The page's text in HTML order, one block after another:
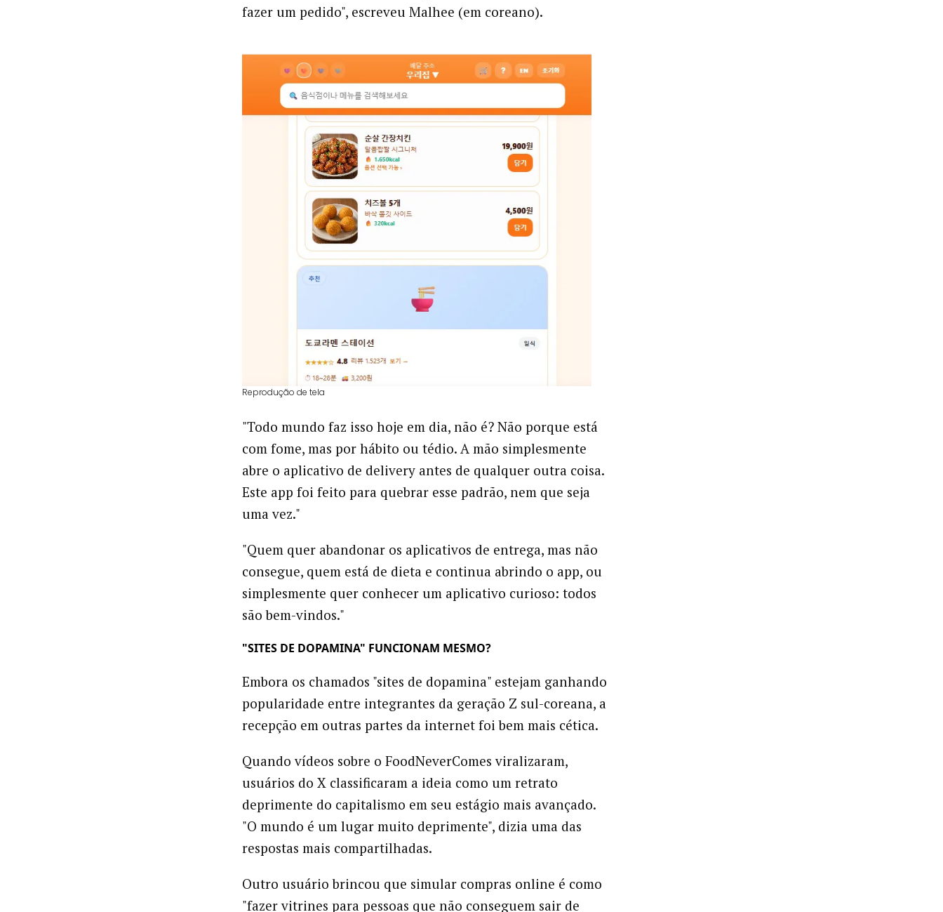
fazer um pedido", escreveu Malhee (em coreano).
Reprodução de tela
"Todo mundo faz isso hoje em dia, não é? Não porque está
com fome, mas por hábito ou tédio. A mão simplesmente
abre o aplicativo de delivery antes de qualquer outra coisa.
Este app foi feito para quebrar esse padrão, nem que seja
uma vez."
"Quem quer abandonar os aplicativos de entrega, mas não
consegue, quem está de dieta e continua abrindo o app, ou
simplesmente quer conhecer um aplicativo curioso: todos
são bem-vindos."
"SITES DE DOPAMINA" FUNCIONAM MESMO?
Embora os chamados "sites de dopamina" estejam ganhando
popularidade entre integrantes da geração Z sul-coreana, a
recepção em outras partes da internet foi bem mais cética.
Quando vídeos sobre o FoodNeverComes viralizaram,
usuários do X classificaram a ideia como um retrato
deprimente do capitalismo em seu estágio mais avançado.
"O mundo é um lugar muito deprimente", dizia uma das
respostas mais compartilhadas.
Outro usuário brincou que simular compras online é como
"fazer vitrines para pessoas que não conseguem sair de